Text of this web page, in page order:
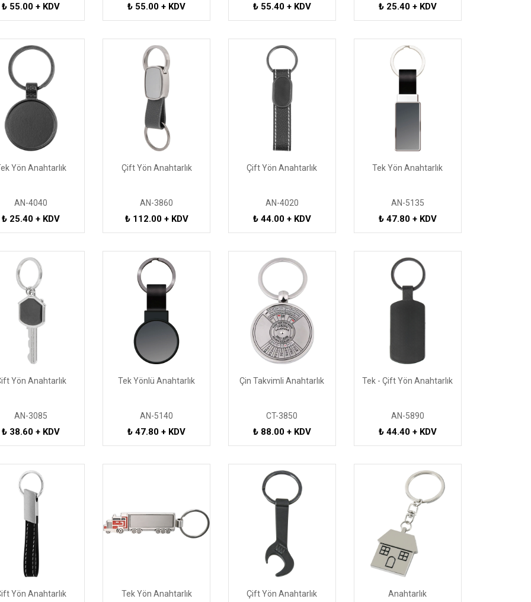
₺ 55.00 + KDV ₺ 55.00 + KDV ₺ 55.40 + KDV ₺ 25.40 + KDV
Yön Anahtarlık
AN-4040
₺ 25.40 + KDV
Çift Yön Anahtarlık
AN-3860
₺ 112.00 + KDV
Çift Yön Anahtarlık
AN-4020
₺ 44.00 + KDV
Tek Yön Anahtarlık
AN-5135
₺ 47.80 + KDV
Yön Anahtarlık
AN-3085
₺ 38.60 + KDV
Tek Yönlü Anahtarlık
AN-5140
₺ 47.80 + KDV
Çin Takvimli Anahtarlık
CT-3850
₺ 88.00 + KDV
Tek - Çift Yön Anahtarlık
AN-5890
₺ 44.40 + KDV
Yön Anahtarlık Tek Yön Anahtarlık Çift Yön Anahtarlık Anahtarlık